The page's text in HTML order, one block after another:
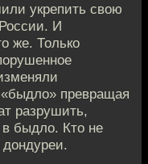
укрепить свою
И
же. Только
превращая
разрушить,
в быдло. Кто не